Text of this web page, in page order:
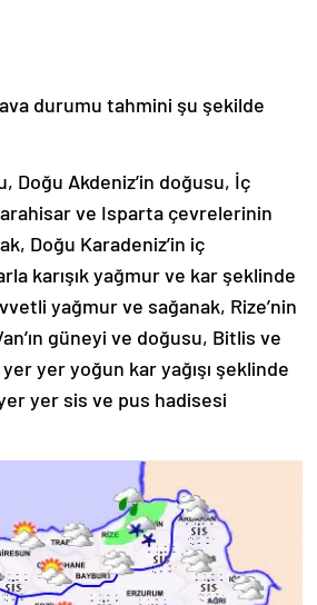
durumu tahmini şu şekilde
Doğu Akdeniz’in doğusu, İç
ve Isparta çevrelerinin
Doğu Karadeniz’in iç
karışık yağmur ve kar şeklinde
yağmur ve sağanak, Rize’nin
güneyi ve doğusu, Bitlis ve
yer yoğun kar yağışı şeklinde
yer sis ve pus hadisesi